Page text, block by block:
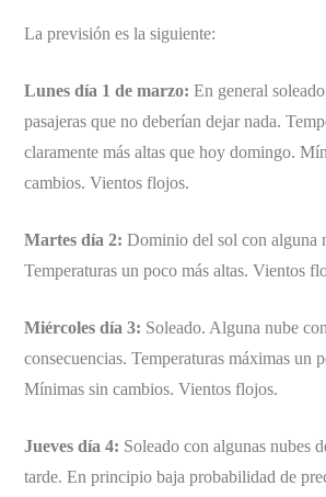
La previsión es la siguiente:
Lunes día 1 de marzo: En general
pasajeras que no deberían dejar nada.
claramente más altas que hoy domingo.
cambios. Vientos flojos.
Martes día 2: Dominio del sol con alguna
Temperaturas un poco más altas. Vientos
Miércoles día 3: Soleado. Alguna nube
consecuencias. Temperaturas máximas un
Mínimas sin cambios. Vientos flojos.
Jueves día 4: Soleado con algunas nubes
tarde. En principio baja probabilidad de